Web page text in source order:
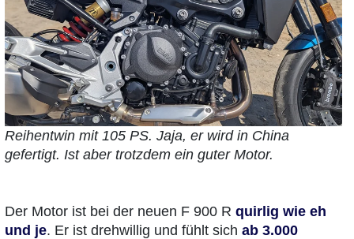
Reihentwin mit 105 PS. Jaja, er wird in China
gefertigt. Ist aber trotzdem ein guter Motor.
Der Motor ist bei der neuen F 900 R quirlig wie eh
und je. Er ist drehwillig und fühlt sich ab 3.000